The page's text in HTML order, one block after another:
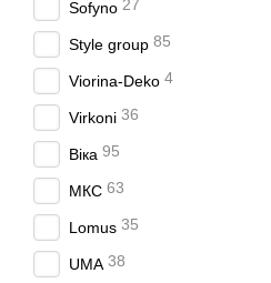
Sofyno 27
Style group 85
Viorina-Deko 4
Virkoni 36
Віка 95
МКС 63
Lomus 35
UMA 38